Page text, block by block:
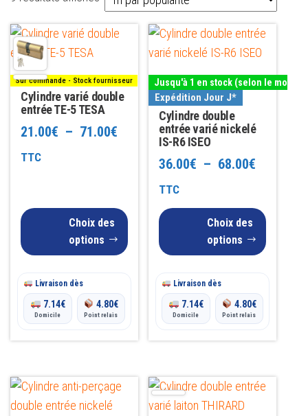
par
popularité
Sur commande - Stock fournisseur
Cylindre varié double
entrée TE-5 TESA
21.00€ – 71.00€
21.00€
71.00€
TTC
Choix des
options
Ce
produit
a
plusieurs
variations.
Les
choisies
sur
produit
Livraison dès
7.14€
Domicile
4.80€
Point relais
Jusqu'à 1 en stock (selon le
Expédition Jour J*
Cylindre double
entrée varié nickelé
IS-R6 ISEO
36.00€ – 68.00€Plage
prix :
36.00€
TTC
Choix des
options
Ce
produit
plusieurs
variations.
Les
options
peuvent
être
choisies
sur
produit
Livraison dès
7.14€
Domicile
4.80€
Point relais
Ce
produit
Ce
produit